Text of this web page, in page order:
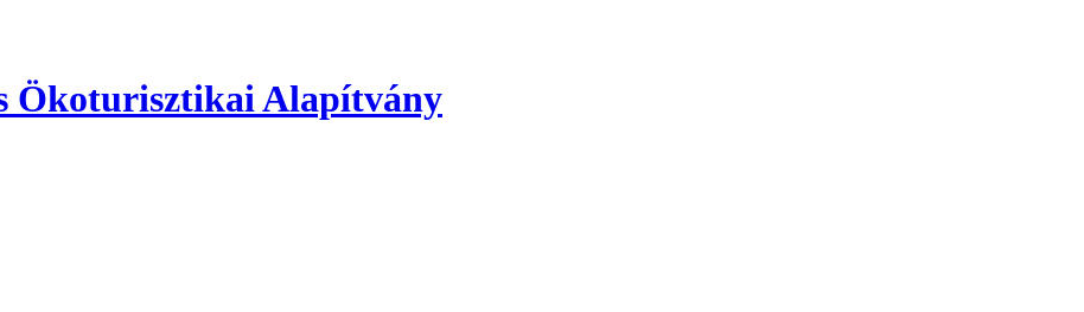
Ökoturisztikai Alapítvány